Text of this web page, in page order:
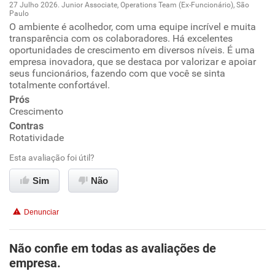
Oportunidade de promoção
Ambiente de trabalho
Conciliação com a vida familiar
Benefícios
Recomenda esta empresa
Recomenda a diretoria
27 Julho 2026. Junior Associate, Operations Team (Ex-Funcionário), São
Paulo
O ambiente é acolhedor, com uma equipe incrível e muita
transparência com os colaboradores. Há excelentes
oportunidades de crescimento em diversos níveis. É uma
empresa inovadora, que se destaca por valorizar e apoiar
seus funcionários, fazendo com que você se sinta
totalmente confortável.
Prós
Crescimento
Contras
Rotatividade
Esta avaliação foi útil?
Sim Não
Denunciar
Não confie em todas as avaliações de
empresa.